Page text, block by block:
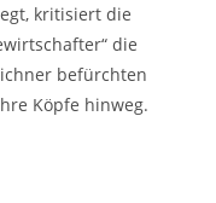
kritisiert die
die
befürchten
Köpfe hinweg.